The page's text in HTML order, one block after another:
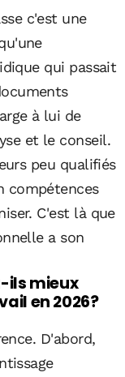
c'est une
qui passait
à lui de
et le conseil.
peu qualifiés
compétences
C'est là que
a son
ils mieux
en 2026?
D'abord,